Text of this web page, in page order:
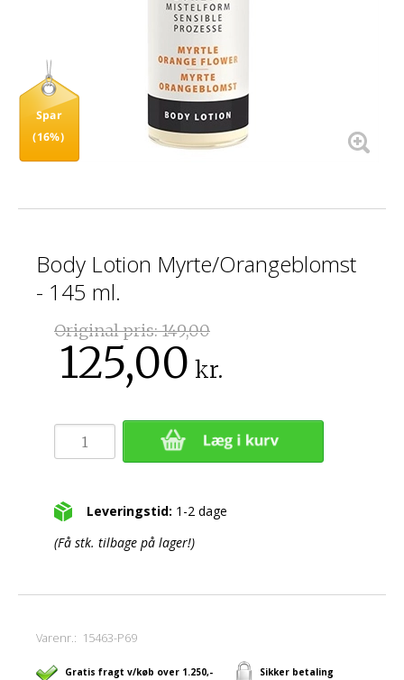
Spar
(16%)
Body Lotion Myrte/Orangeblomst
- 145 ml.
Original pris:149,00
125,00 kr.
Leveringstid: 1-2 dage
(Få stk. tilbage på lager!)
Varenr.: 15463-P69
Gratis fragt v/køb over 1.250,- Sikker betaling